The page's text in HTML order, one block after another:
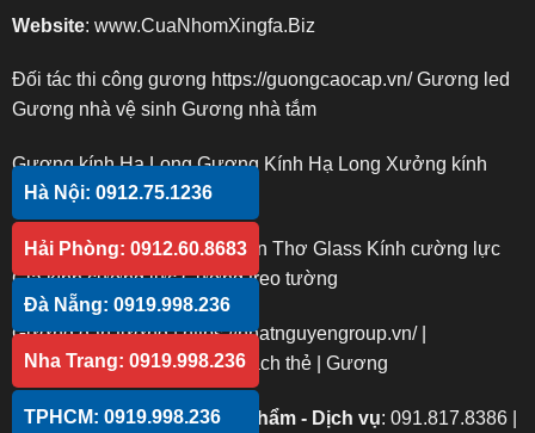
Website: www.CuaNhomXingfa.Biz
Đối tác thi công gương https://guongcaocap.vn/ Gương led
Gương nhà vệ sinh Gương nhà tắm
Gương kính Hạ LongGương Kính Hạ Long Xưởng kính
Gương kính Gương trang trí
Kính cường lực Cần ThơCần Thơ GlassKính cường lực
Giá kính cường lực Gương treo tường
Gương dán tường|https://nhatnguyengroup.vn/|
https://phucanglass.com/|Gạch thẻ| Gương
Phản hồi Chất lượng sản phẩm - Dịch vụ: 091.817.8386|
Hà Nội: 0912.75.1236
Hải Phòng: 0912.60.8683
Đà Nẵng: 0919.998.236
Nha Trang: 0919.998.236
TPHCM: 0919.998.236